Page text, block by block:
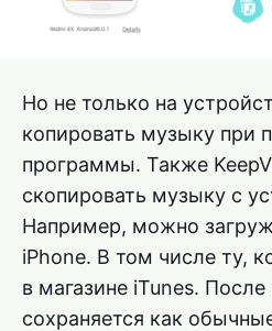
Но не только на
копировать музыку при
программы. Также
скопировать музыку с
Например, можно
iPhone. В том числе ту,
в магазине iTunes.
сохраняется как